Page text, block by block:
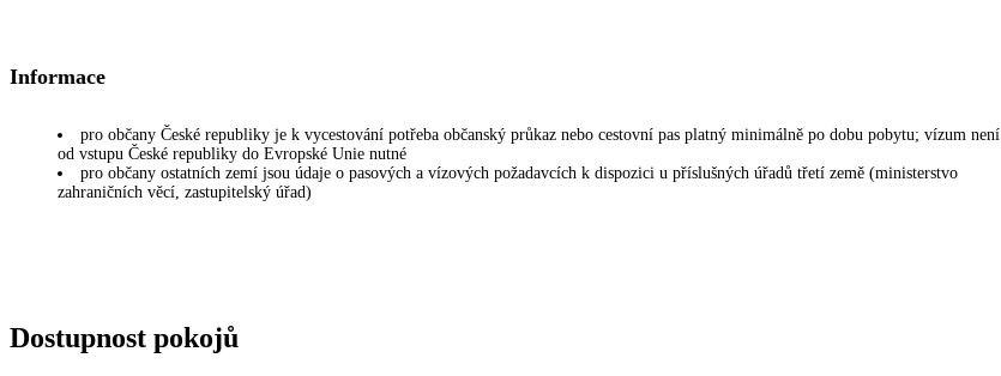
Informace
pro občany České republiky je k vycestování potřeba občanský průkaz nebo cestovní pas platný minimálně po dobu pobytu; vízum není
od vstupu České republiky do Evropské Unie nutné
pro občany ostatních zemí jsou údaje o pasových a vízových požadavcích k dispozici u příslušných úřadů třetí země (ministerstvo
zahraničních věcí, zastupitelský úřad)
Dostupnost pokojů